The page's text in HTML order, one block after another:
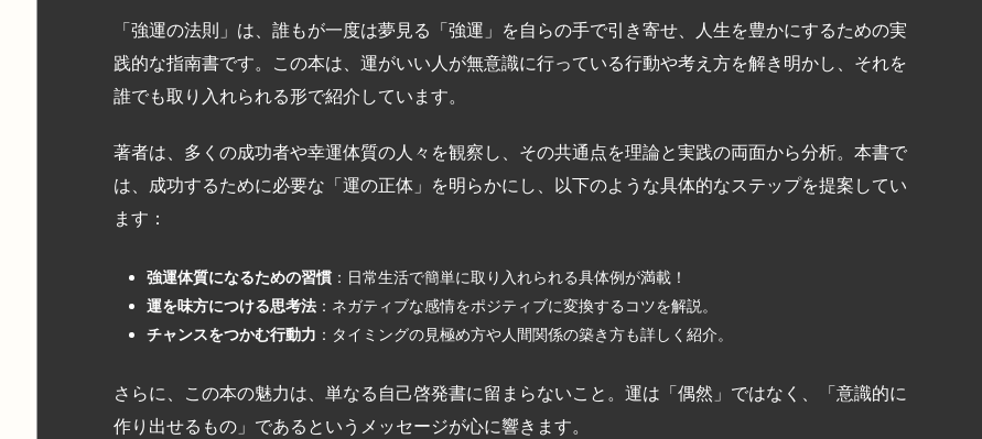
「強運の法則」は、誰もが一度は夢見る「強運」を自らの手で引き寄せ、人生を豊かにするための実
践的な指南書です。この本は、運がいい人が無意識に行っている行動や考え方を解き明かし、それを
誰でも取り入れられる形で紹介しています。
著者は、多くの成功者や幸運体質の人々を観察し、その共通点を理論と実践の両面から分析。本書で
は、成功するために必要な「運の正体」を明らかにし、以下のような具体的なステップを提案してい
ます：
強運体質になるための習慣 ：日常生活で簡単に取り入れられる具体例が満載！
運を味方につける思考法 ：ネガティブな感情をポジティブに変換するコツを解説。
チャンスをつかむ行動力 ：タイミングの見極め方や人間関係の築き方も詳しく紹介。
さらに、この本の魅力は、単なる自己啓発書に留まらないこと。運は「偶然」ではなく、「意識的に
作り出せるもの」であるというメッセージが心に響きます。